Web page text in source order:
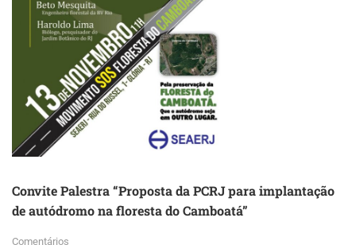
Convite Palestra “Proposta da PCRJ para implantação
de autódromo na floresta do Camboatá”
Comentários